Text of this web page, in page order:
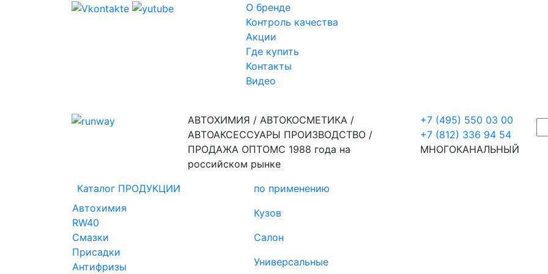
О бренде
Контроль качества
Акции
Где купить
Контакты
Видео
АВТОХИМИЯ / АВТОКОСМЕТИКА /
АВТОАКСЕССУАРЫ ПРОИЗВОДСТВО /
ПРОДАЖА ОПТОМС 1988 года на
российском рынке
+7 (495) 550 03 00
+7 (812) 336 94 54
МНОГОКАНАЛЬНЫЙ
Каталог ПРОДУКЦИИ
Автохимия
RW40
Смазки
Присадки
Антифризы
по применению
Кузов
Салон
Универсальные